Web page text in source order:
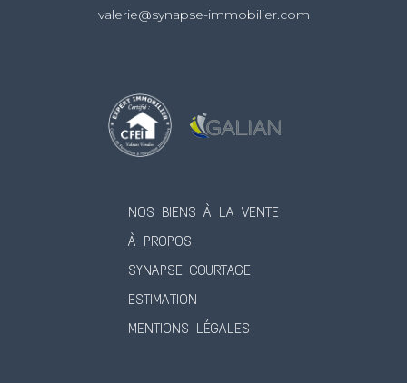
valerie@synapse-immobilier.com
NOS BIENS À LA VENTE
À PROPOS
SYNAPSE COURTAGE
ESTIMATION
MENTIONS LÉGALES